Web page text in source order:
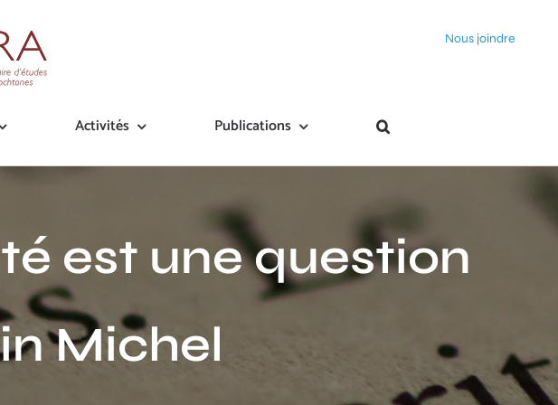
Nous joindre
Activités Publications
est une question
Michel